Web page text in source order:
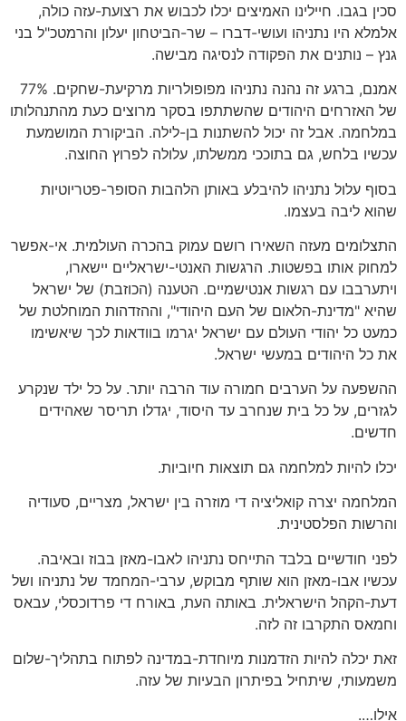
סכין בגבו. חיילינו האמיצים יכלו לכבוש את רצועת-עזה כולה,
אלמלא היו נתניהו ועושי-דברו – שר-הביטחון יעלון והרמטכ"ל בני
גנץ – נותנים את הפקודה לנסיגה מבישה.
אמנם, ברגע זה נהנה נתניהו מפופולריות מרקיעת-שחקים. 77%
של האזרחים היהודים שהשתתפו בסקר מרוצים כעת מהתנהלותו
במלחמה. אבל זה יכול להשתנות בן-לילה. הביקורת המושמעת
עכשיו בלחש, גם בתוככי ממשלתו, עלולה לפרוץ החוצה.
בסוף עלול נתניהו להיבלע באותן הלהבות הסופר-פטריוטיות
שהוא ליבה בעצמו.
התצלומים מעזה השאירו רושם עמוק בהכרה העולמית. אי-אפשר
למחוק אותו בפשטות. הרגשות האנטי-ישראליים יישארו,
ויתערבבו עם רגשות אנטישמיים. הטענה (הכוזבת) של ישראל
שהיא "מדינת-הלאום של העם היהודי", וההזדהות המוחלטת של
כמעט כל יהודי העולם עם ישראל יגרמו בוודאות לכך שיאשימו
את כל היהודים במעשי ישראל.
ההשפעה על הערבים חמורה עוד הרבה יותר. על כל ילד שנקרע
לגזרים, על כל בית שנחרב עד היסוד, יגדלו תריסר שאהידים
חדשים.
יכלו להיות למלחמה גם תוצאות חיוביות.
המלחמה יצרה קואליציה די מוזרה בין ישראל, מצריים, סעודיה
והרשות הפלסטינית.
לפני חודשיים בלבד התייחס נתניהו לאבו-מאזן בבוז ובאיבה.
עכשיו אבו-מאזן הוא שותף מבוקש, ערבי-המחמד של נתניהו ושל
דעת-הקהל הישראלית. באותה העת, באורח די פרדוכסלי, עבאס
וחמאס התקרבו זה לזה.
זאת יכלה להיות הזדמנות מיוחדת-במדינה לפתוח בתהליך-שלום
משמעותי, שיתחיל בפיתרון הבעיות של עזה.
אילו….